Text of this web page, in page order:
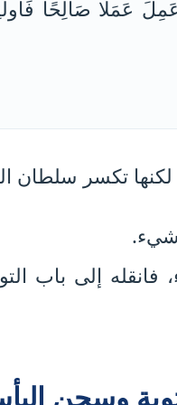
عَمَلًا صَالِحًا
لكنها تكسر سلطان
شيء.
إلى باب
وسجن